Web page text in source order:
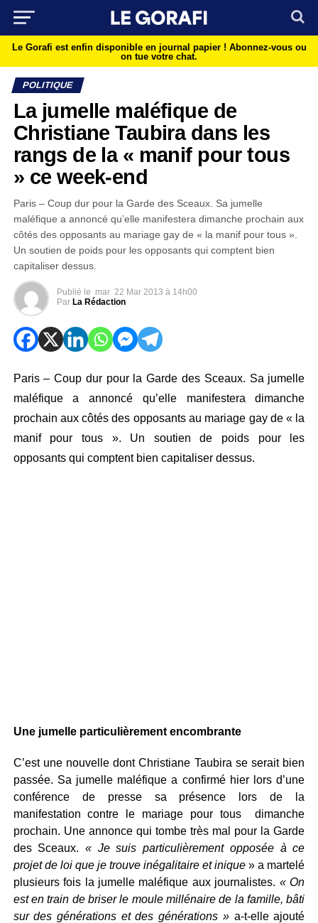
Le Gorafi est enfin disponible en journal papier ! Abonnez-vous ou
on tue votre chat.
POLITIQUE
La jumelle maléfique de
Christiane Taubira dans les
rangs de la « manif pour tous
» ce week-end
Paris – Coup dur pour la Garde des Sceaux. Sa jumelle
maléfique a annoncé qu’elle manifestera dimanche prochain aux
côtés des opposants au mariage gay de « la manif pour tous ».
Un soutien de poids pour les opposants qui comptent bien
capitaliser dessus.
Publié le mar 22 Mar 2013 à 14h00
Par La Rédaction
Paris – Coup dur pour la Garde des Sceaux. Sa jumelle
maléfique a annoncé qu’elle manifestera dimanche
prochain aux côtés des opposants au mariage gay de « la
manif pour tous ». Un soutien de poids pour les
opposants qui comptent bien capitaliser dessus.
Une jumelle particulièrement encombrante
C’est une nouvelle dont Christiane Taubira se serait bien
passée. Sa jumelle maléfique a confirmé hier lors d’une
conférence de presse sa présence lors de la
manifestation contre le mariage pour tous dimanche
prochain. Une annonce qui tombe très mal pour la Garde
des Sceaux.« Je suis particulièrement opposée à ce
projet de loi que je trouve inégalitaire et inique » a martelé
plusieurs fois la jumelle maléfique aux journalistes. « On
est en train de briser le moule millénaire de la famille, bâti
sur des générations et des générations »a-t-elle ajouté